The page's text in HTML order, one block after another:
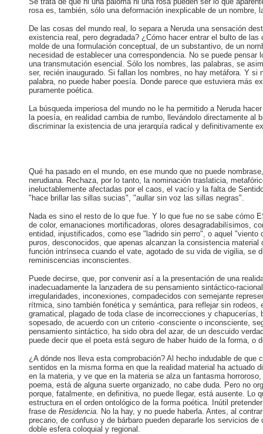
rosa es, también, sólo una deformación inexplicable de un
De las cosas del mundo real, lo separa a Neruda una sensación
existencia real, pero degradada? ¿Cómo hacer entrar el bulto de
molde de una formulación conceptual, de un substantivo, de un
necesidad de establecer una correspondencia. No se puede
una transmutación esencial. Sólo los nombres, las palabras, se
ser, recién inaugurado. Si fallan los nombres, no hay metáfora. Y
palabra, no puede haber poesía. Donde parece que estuviera más
puramente poética.
La búsqueda imperiosa del mundo no le ha permitido a Neruda
la poesía, en realidad cambia de rumbo, llevándolo directamente
discriminar la existencia de una jerarquía radical y definitivamente
Qué ha pasado en el mundo, en ese mundo que no puede
nerudiana. Rechaza, por lo tanto, la nominación traslaticia,
ineluctablemente afectadas por el caos, el vacío y la falta de
"hace brillar las sillas sucias", "aullar sin voz las sillas negras".
Nada es sino el resto de lo que fue. Y lo que fue no se sabe cómo
de color, emanaciones mortificadoras, olores desagradabilísimos,
entidad, injustificados, como ese "ladrido sin perro", o aquel
puros, desconocidos, que apenas alcanzan la consistencia
función intrínseca cuando el vate, agotado de su vida de vigilia, se
reminiscencias inconscientes.
Puede decirse, que, por convenir así a la presentación de una
inadecuadamente la lanzadera de su pensamiento sintáctico-
irregularidades, inconexiones, compadecidos con semejante
rítmica, sino también fonética y semántica, para reflejar sin
gramatical, plagado de toda clase de incorrecciones y
sopesado, de acuerdo con un criterio -consciente o inconsciente,
pensamiento sintáctico, ha sido obra del azar, de un descuido
puede decir que el poeta está seguro de haber huido de la forma, o
¿A dónde nos lleva esta comprobación? Al hecho indudable de
sentidos en la misma forma en que la realidad material ha actuado
en la materia, y ve que en la materia se alza un fantasma
poema, está de alguna suerte organizado, no cabe duda. Pero no
porque, fatalmente, en definitiva, no puede llegar, está ausente. Lo
estructura en el orden ontológico de la forma poética. Inútil
frase de Residencia. No la hay, y no puede haberla. Antes, al
precario, de confuso y de bárbaro pueden depararle los servicios
doble esfera coloquial y regional.